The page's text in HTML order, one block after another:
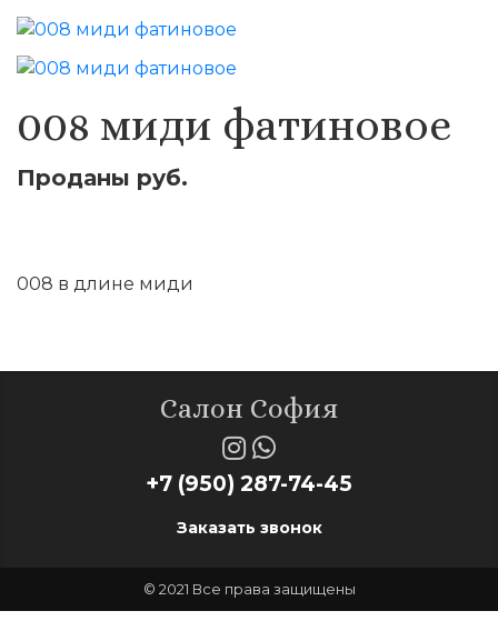
008 миди фатиновое
Проданы руб.
008 в длине миди
Салон София
+7 (950) 287-74-45
Заказать звонок
© 2021 Все права защищены